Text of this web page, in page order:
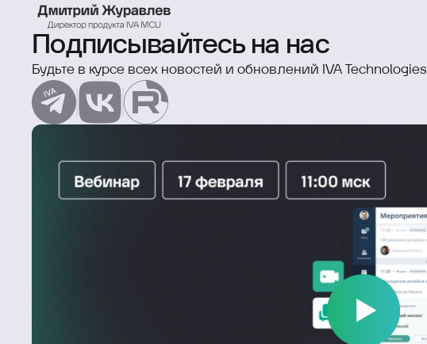
Подписывайтесь на нас
Будьте в курсе всех новостей и обновлений IVA Technologies